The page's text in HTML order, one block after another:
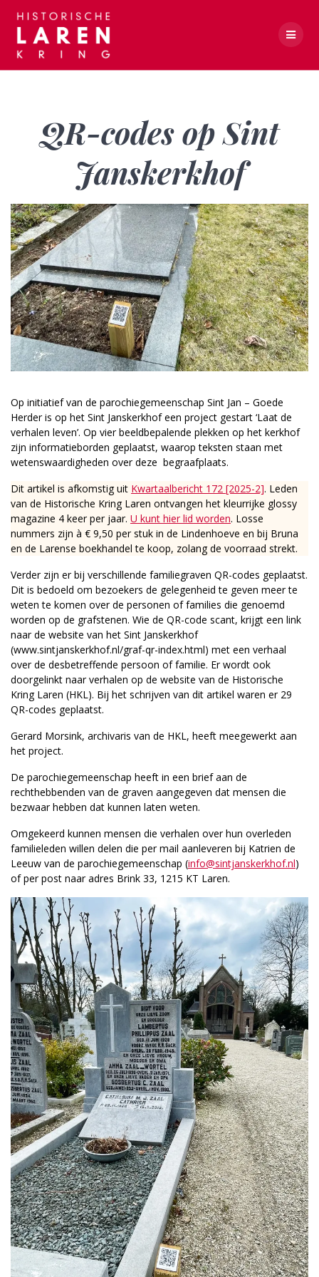
QR-codes op Sint
Janskerkhof
Op initiatief van de parochiegemeenschap Sint Jan – Goede
Herder is op het Sint Janskerkhof een project gestart ‘Laat de
verhalen leven’. Op vier beeldbepalende plekken op het kerkhof
zijn informatieborden geplaatst, waarop teksten staan met
wetenswaardigheden over deze begraafplaats.
Dit artikel is afkomstig uit Kwartaalbericht 172 [2025-2]. Leden
van de Historische Kring Laren ontvangen het kleurrijke glossy
magazine 4 keer per jaar. U kunt hier lid worden. Losse
nummers zijn à € 9,50 per stuk in de Lindenhoeve en bij Bruna
en de Larense boekhandel te koop, zolang de voorraad strekt.
Verder zijn er bij verschillende familie­graven QR-codes geplaatst.
Dit is bedoeld om bezoekers de gelegenheid te geven meer te
weten te komen over de personen of families die genoemd
worden op de grafstenen. Wie de QR-code scant, krijgt een link
naar de website van het Sint Janskerkhof
(www.sintjanskerkhof.nl/graf-qr-index.html) met een verhaal
over de desbetreffende persoon of familie. Er wordt ook
doorgelinkt naar verhalen op de website van de Historische
Kring Laren (HKL). Bij het schrijven van dit artikel waren er 29
QR-codes geplaatst.
Gerard Morsink, archivaris van de HKL, heeft meegewerkt aan
het project.
De parochiegemeenschap heeft in een brief aan de
rechthebbenden van de graven aangegeven dat mensen die
bezwaar hebben dat kunnen laten weten.
Omgekeerd kunnen mensen die verhalen over hun overleden
familieleden willen delen die per mail aanleveren bij Katrien de
Leeuw van de parochiegemeenschap (info@sintjanskerkhof.nl)
of per post naar adres Brink 33, 1215 KT Laren.